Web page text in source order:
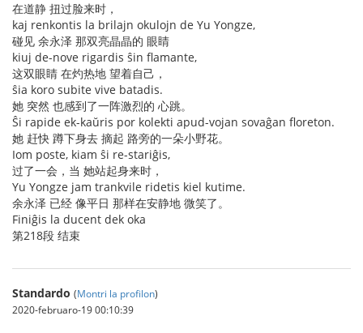
在道静 扭过脸来时，
kaj renkontis la brilajn okulojn de Yu Yongze,
碰见 余永泽 那双亮晶晶的 眼睛
kiuj de-nove rigardis ŝin flamante,
这双眼睛 在灼热地 望着自己，
ŝia koro subite vive batadis.
她 突然 也感到了一阵激烈的 心跳。
Ŝi rapide ek-kaŭris por kolekti apud-vojan sovaĝan floreton.
她 赶快 蹲下身去 摘起 路旁的一朵小野花。
Iom poste, kiam ŝi re-stariĝis,
过了一会，当 她站起身来时，
Yu Yongze jam trankvile ridetis kiel kutime.
余永泽 已经 像平日 那样在安静地 微笑了。
Finiĝis la ducent dek oka
第218段 结束
Standardo (Montri la profilon)
2020-februaro-19 00:10:39